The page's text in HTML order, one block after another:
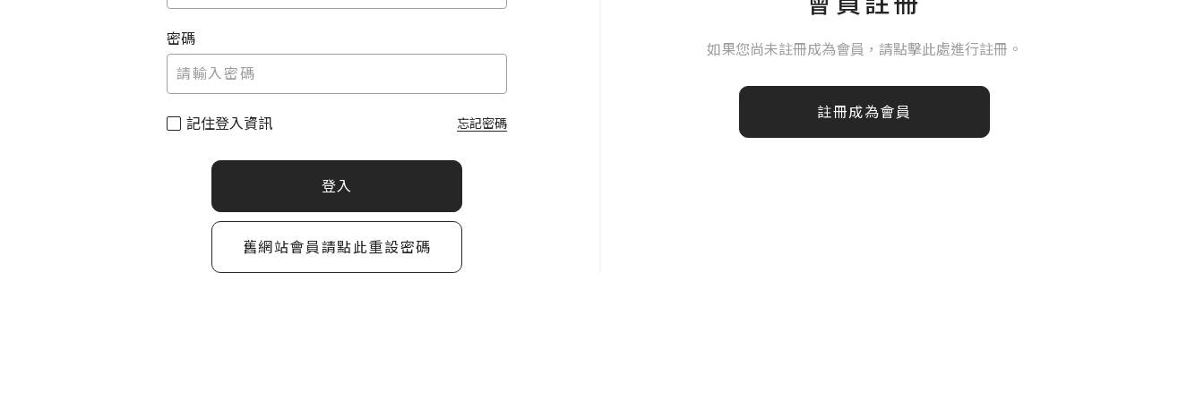
密碼
記住登入資訊 忘記密碼
登入
舊網站會員請點此重設密碼
如果您尚未註冊成為會員，請點擊此處進行註冊。
註冊成為會員